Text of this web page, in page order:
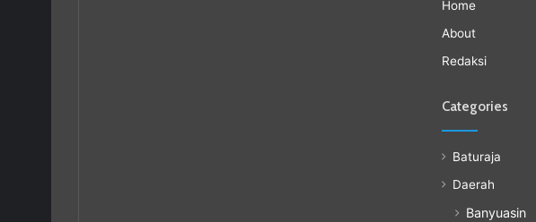
Home
About
Redaksi
Categories
Baturaja
Daerah
Banyuasin